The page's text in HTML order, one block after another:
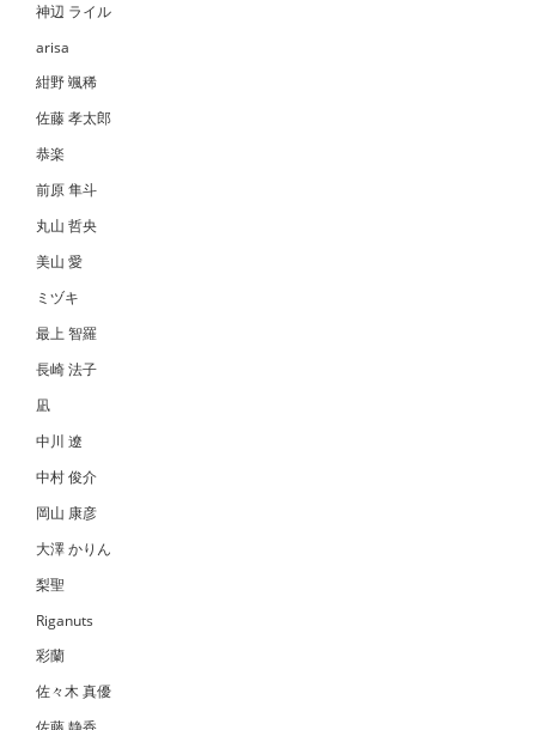
神辺 ライル
arisa
紺野 颯稀
佐藤 孝太郎
恭楽
前原 隼斗
丸山 哲央
美山 愛
ミヅキ
最上 智羅
長崎 法子
凪
中川 遼
中村 俊介
岡山 康彦
大澤 かりん
梨聖
Riganuts
彩蘭
佐々木 真優